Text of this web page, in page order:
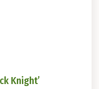
Knight’